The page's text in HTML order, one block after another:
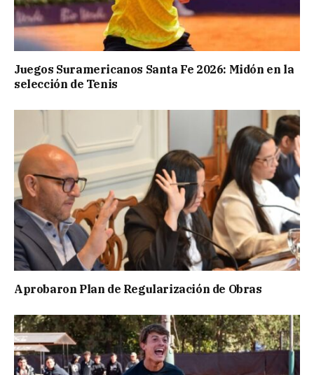
Juegos Suramericanos Santa Fe 2026: Midón en la
selección de Tenis
Aprobaron Plan de Regularización de Obras